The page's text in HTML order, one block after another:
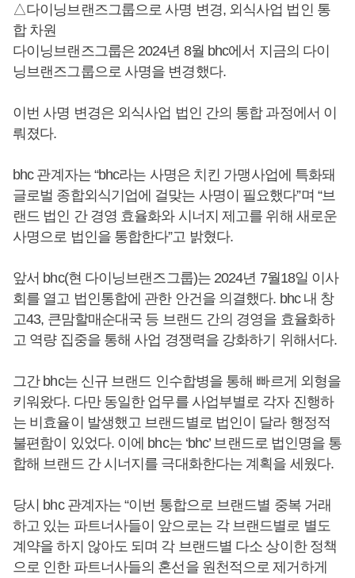
△다이닝브랜즈그룹으로 사명 변경, 외식사업 법인 통
합 차원
다이닝브랜즈그룹은 2024년 8월 bhc에서 지금의 다이
닝브랜즈그룹으로 사명을 변경했다.
이번 사명 변경은 외식사업 법인 간의 통합 과정에서 이
뤄졌다.
bhc 관계자는 “bhc라는 사명은 치킨 가맹사업에 특화돼
글로벌 종합외식기업에 걸맞는 사명이 필요했다”며 “브
랜드 법인 간 경영 효율화와 시너지 제고를 위해 새로운
사명으로 법인을 통합한다”고 밝혔다.
앞서 bhc(현 다이닝브랜즈그룹)는 2024년 7월18일 이사
회를 열고 법인통합에 관한 안건을 의결했다. bhc 내 창
고43, 큰맘할매순대국 등 브랜드 간의 경영을 효율화하
고 역량 집중을 통해 사업 경쟁력을 강화하기 위해서다.
그간 bhc는 신규 브랜드 인수합병을 통해 빠르게 외형을
키워왔다. 다만 동일한 업무를 사업부별로 각자 진행하
는 비효율이 발생했고 브랜드별로 법인이 달라 행정적
불편함이 있었다. 이에 bhc는 ‘bhc’ 브랜드로 법인명을 통
합해 브랜드 간 시너지를 극대화한다는 계획을 세웠다.
당시 bhc 관계자는 “이번 통합으로 브랜드별 중복 거래
하고 있는 파트너사들이 앞으로는 각 브랜드별로 별도
계약을 하지 않아도 되며 각 브랜드별 다소 상이한 정책
으로 인한 파트너사들의 혼선을 원천적으로 제거하게